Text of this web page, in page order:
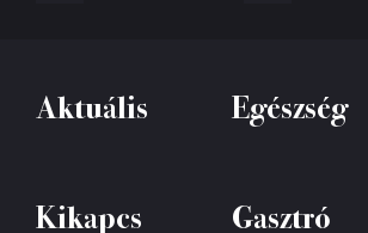
Aktuális Egészség
Kikapcs Gasztró